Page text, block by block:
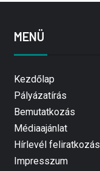
MENÜ
Kezdőlap
Pályázatírás
Bemutatkozás
Médiaajánlat
Hírlevél feliratkozás
Impresszum